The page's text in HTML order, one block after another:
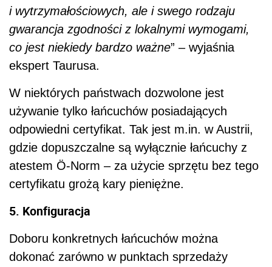
i wytrzymałościowych, ale i swego rodzaju
gwarancja zgodności z lokalnymi wymogami,
co jest niekiedy bardzo ważne” – wyjaśnia
ekspert Taurusa.
W niektórych państwach dozwolone jest
używanie tylko łańcuchów posiadających
odpowiedni certyfikat. Tak jest m.in. w Austrii,
gdzie dopuszczalne są wyłącznie łańcuchy z
atestem Ö-Norm – za użycie sprzętu bez tego
certyfikatu grożą kary pieniężne.
5. Konfiguracja
Doboru konkretnych łańcuchów można
dokonać zarówno w punktach sprzedaży